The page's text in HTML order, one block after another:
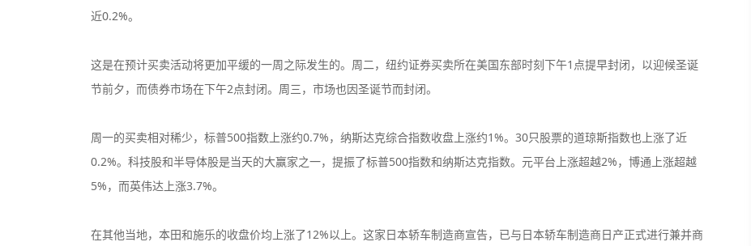
近0.2%。
这是在预计买卖活动将更加平缓的一周之际发生的。周二，纽约证券买卖所在美国东部时刻下午1点提早封闭，以迎候圣诞
节前夕，而债券市场在下午2点封闭。周三，市场也因圣诞节而封闭。
周一的买卖相对稀少，标普500指数上涨约0.7%，纳斯达克综合指数收盘上涨约1%。30只股票的道琼斯指数也上涨了近
0.2%。科技股和半导体股是当天的大赢家之一，提振了标普500指数和纳斯达克指数。元平台上涨超越2%，博通上涨超越
5%，而英伟达上涨3.7%。
在其他当地，本田和施乐的收盘价均上涨了12%以上。这家日本轿车制造商宣告，已与日本轿车制造商日产正式进行兼并商
英国FCA全牌照
澳大利亚ASIC投资资讯
牌照
（MM）
澳大利亚ASIC全牌照
澳大利亚ASIC全牌照
（MM）
（MM）